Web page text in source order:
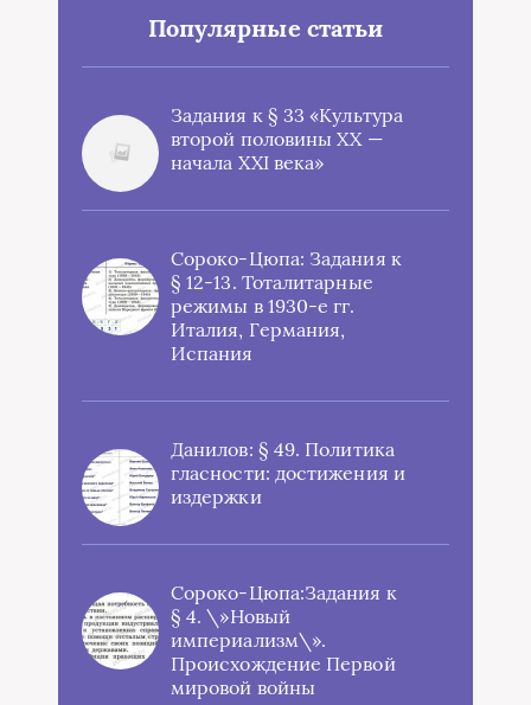
Популярные статьи
Задания к § 33 «Культура
второй половины XX —
начала XXI века»
Сороко-Цюпа: Задания к
§ 12-13. Тоталитарные
режимы в 1930-е гг.
Италия, Германия,
Испания
Данилов: § 49. Политика
гласности: достижения и
издержки
Сороко-Цюпа:Задания к
§ 4. \»Новый
империализм\».
Происхождение Первой
мировой войны